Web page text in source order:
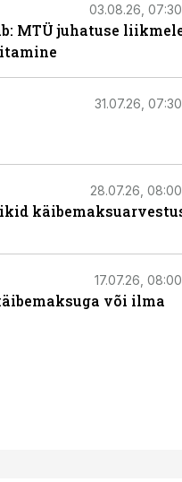
03.08.26, 07:30
MTÜ juhatuse
31.07.26, 07:30
28.07.26, 08:00
17.07.26, 08:00
või ilma